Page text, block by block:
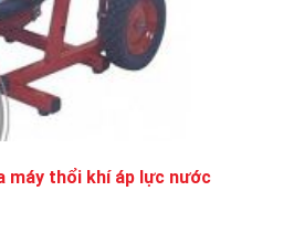
máy thổi khí áp lực nước